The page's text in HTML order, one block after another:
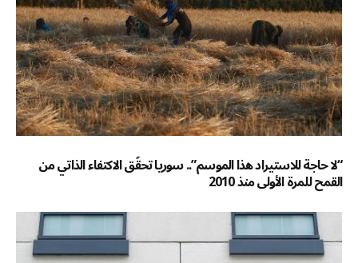
“لا حاجة للاستيراد هذا الموسم”.. سوريا تحقّق الاكتفاء الذاتي من
القمح للمرة الأولى منذ 2010